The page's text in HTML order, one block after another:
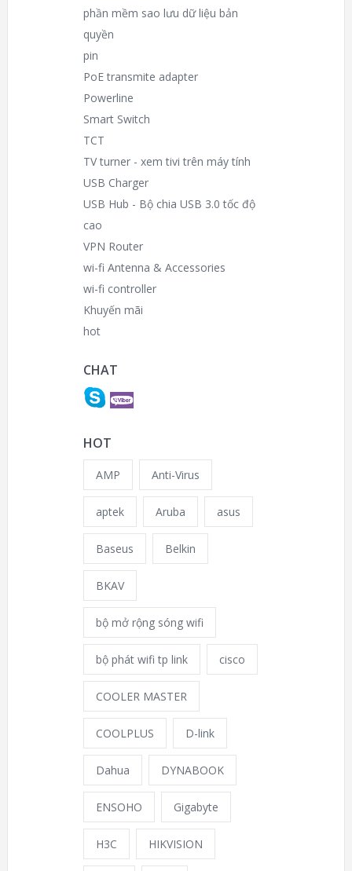
phần mềm sao lưu dữ liệu bản
quyền
pin
PoE transmite adapter
Powerline
Smart Switch
TCT
TV turner - xem tivi trên máy tính
USB Charger
USB Hub - Bộ chia USB 3.0 tốc độ
cao
VPN Router
wi-fi Antenna & Accessories
wi-fi controller
Khuyến mãi
hot
CHAT
HOT
AMP Anti-Virus
aptek Aruba asus
Baseus Belkin
BKAV
bộ mở rộng sóng wifi
bộ phát wifi tp link cisco
COOLER MASTER
COOLPLUS D-link
Dahua DYNABOOK
ENSOHO Gigabyte
H3C HIKVISION